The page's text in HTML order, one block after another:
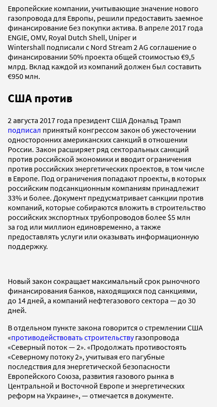
Европейские компании, учитывающие значение нового
газопровода для Европы, решили предоставить заемное
финансирование без покупки актива. В апреле 2017 года
ENGIE, OMV, Royal Dutch Shell, Uniper и
Wintershall подписали с Nord Stream 2 AG соглашение о
финансировании 50% проекта общей стоимостью €9,5
млрд. Вклад каждой из компаний должен был составить
€950 млн.
США против
2 августа 2017 года президент США Дональд Трамп
подписал принятый конгрессом закон об ужесточении
односторонних американских санкций в отношении
России. Закон расширяет ряд секторальных санкций
против российской экономики и вводит ограничения
против российских энергетических проектов, в том числе
в Европе. Под ограничения попадают проекты, в которых
российским подсанкционным компаниям принадлежит
33% и более. Документ предусматривает санкции против
компаний, которые собираются вложить в строительство
российских экспортных трубопроводов более $5 млн
за год или миллион единовременно, а также
предоставлять услуги или оказывать информационную
поддержку.
Новый закон сокращает максимальный срок рыночного
финансирования банков, находящихся под санкциями,
до 14 дней, а компаний нефтегазового сектора — до 30
дней.
В отдельном пункте закона говорится о стремлении США
«противодействовать строительствугазопровода
«Северный поток — 2». «Продолжать противостоять
«Северному потоку 2», учитывая его пагубные
последствия для энергетической безопасности
Европейского Союза, развития газового рынка в
Центральной и Восточной Европе и энергетических
реформ на Украине», — отмечается в документе.